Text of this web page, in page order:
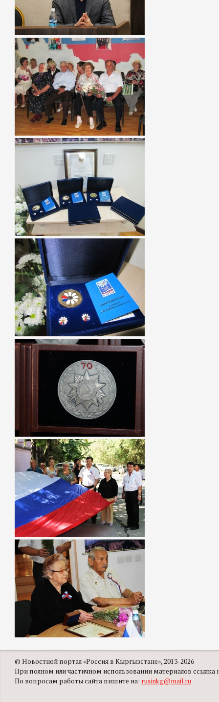
© Новостной портал «Россия в Кыргызстане», 2013-2026
При полном или частичном использовании материалов ссылка
По вопросам работы сайта пишите на: rusinkg@mail.ru